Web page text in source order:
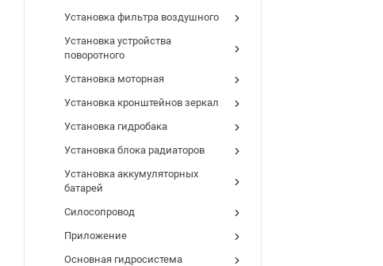
Установка фильтра воздушного
Установка устройства
поворотного
Установка моторная
Установка кронштейнов зеркал
Установка гидробака
Установка блока радиаторов
Установка аккумуляторных
батарей
Силосопровод
Приложение
Основная гидросистема